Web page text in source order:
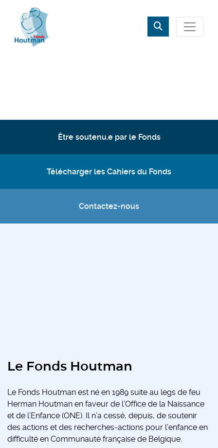
Rechercher
Être soutenu.e par le Fonds
Télécharger les Cahiers du Fonds
Contactez-nous
Le Fonds Houtman
Le Fonds Houtman est né en 1989 suite au legs de feu
Herman Houtman en faveur de l’Office de la Naissance
et de l’Enfance (ONE). Il n’a cessé, depuis, de soutenir
des actions et des recherches-actions pour l’enfance en
difficulté en Communauté française de Belgique.